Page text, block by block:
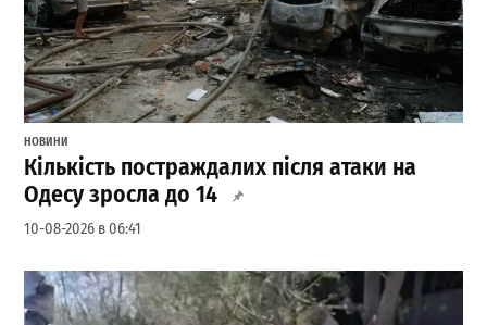
НОВИНИ
Кількість постраждалих після атаки на
Одесу зросла до 14
10-08-2026 в 06:41